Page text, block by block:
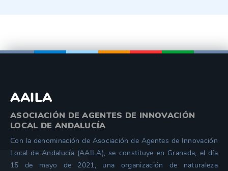
AAILA
ASOCIACIÓN DE AGENTES DE INNOVACIÓN
LOCAL DE ANDALUCÍA
Con la denominación de Asociación de Agentes de Innovación
Local de Andalucía (AAILA), se constituye en Granada, el día
15 de mayo de 2021, una organización de naturaleza